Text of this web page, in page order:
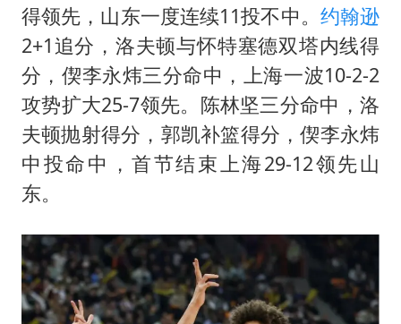
得领先，山东一度连续11投不中。 约翰逊
2+1追分，洛夫顿与怀特塞德双塔内线得
分，偰李永炜三分命中，上海一波10-2-2
攻势扩大25-7领先。陈林坚三分命中，洛
夫顿抛射得分，郭凯补篮得分，偰李永炜
中投命中，首节结束上海29-12领先山
东。